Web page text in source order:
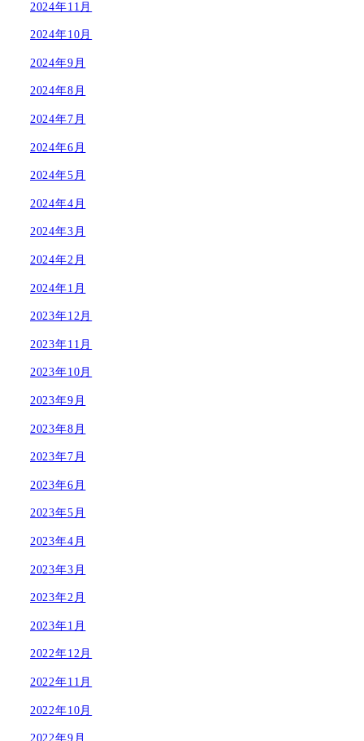
2024年11月
2024年10月
2024年9月
2024年8月
2024年7月
2024年6月
2024年5月
2024年4月
2024年3月
2024年2月
2024年1月
2023年12月
2023年11月
2023年10月
2023年9月
2023年8月
2023年7月
2023年6月
2023年5月
2023年4月
2023年3月
2023年2月
2023年1月
2022年12月
2022年11月
2022年10月
2022年9月